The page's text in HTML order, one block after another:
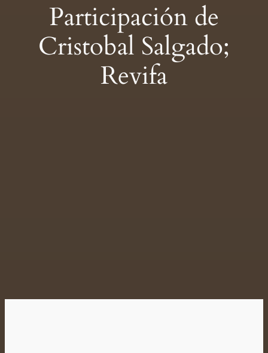
Participación de
Cristobal Salgado;
Revifa